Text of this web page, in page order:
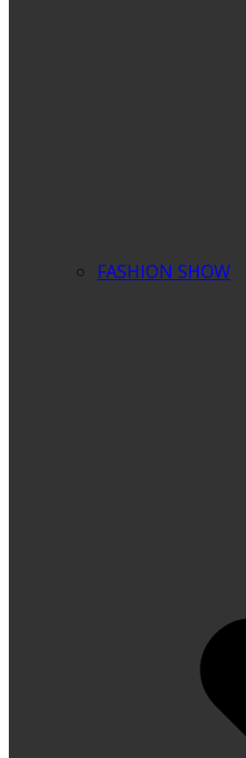
FASHION SHOW